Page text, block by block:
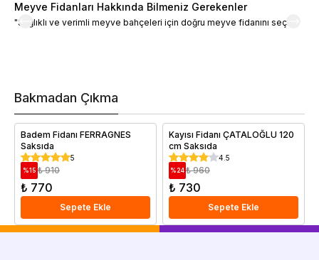
Meyve Fidanları Hakkında Bilmeniz Gerekenler
"Sağlıklı ve verimli meyve bahçeleri için doğru meyve fidanını seçin."
Bakmadan Çıkma
Badem Fidanı FERRAGNES
Saksıda
5
%15 ₺ 910
₺ 770
Sepete Ekle
Kayısı Fidanı ÇATALOĞLU 120
cm Saksıda
4.5
%24 ₺ 960
₺ 730
Sepete Ekle